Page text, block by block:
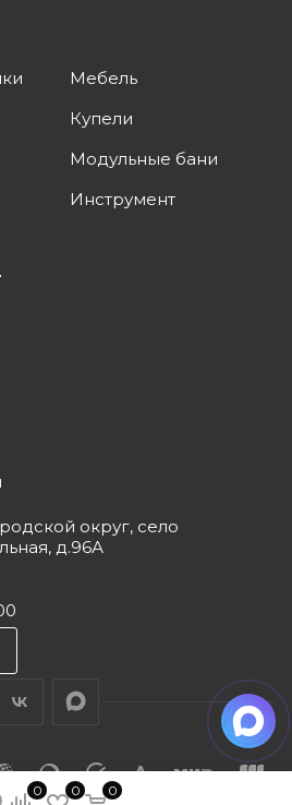
0 0 0
Мебель
Купели
Модульные бани
Инструмент
округ, село
д.96А